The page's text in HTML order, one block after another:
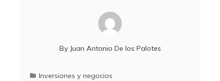
By Juan Antonio De los Palotes
Inversiones y negocios